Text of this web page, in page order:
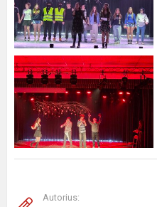
Autorius: